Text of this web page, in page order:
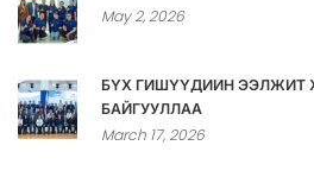
May 2, 2026
БҮХ ГИШҮҮДИЙН ЭЭЛЖИТ
БАЙГУУЛЛАА
March 17, 2026